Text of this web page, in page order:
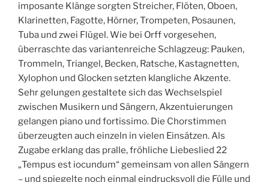
imposante Klänge sorgten Streicher, Flöten, Oboen,
Klarinetten, Fagotte, Hörner, Trompeten, Posaunen,
Tuba und zwei Flügel. Wie bei Orff vorgesehen,
überraschte das variantenreiche Schlagzeug: Pauken,
Trommeln, Triangel, Becken, Ratsche, Kastagnetten,
Xylophon und Glocken setzten klangliche Akzente.
Sehr gelungen gestaltete sich das Wechselspiel
zwischen Musikern und Sängern, Akzentuierungen
gelangen piano und fortissimo. Die Chorstimmen
überzeugten auch einzeln in vielen Einsätzen. Als
Zugabe erklang das pralle, fröhliche Liebeslied 22
„Tempus est iocundum“ gemeinsam von allen Sängern
– und spiegelte noch einmal eindrucksvoll die Fülle und